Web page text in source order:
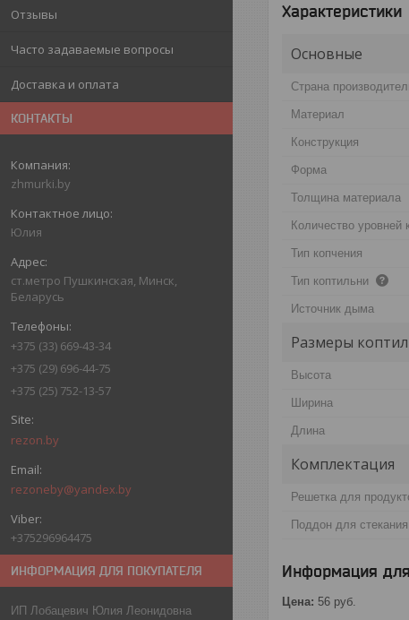
Отзывы
Часто задаваемые вопросы
Доставка и оплата
КОНТАКТЫ
zhmurki.by
Юлия
ст.метро Пушкинская, Минск,
Беларусь
+375 (33) 669-43-34
+375 (29) 696-44-75
+375 (25) 752-13-57
rezon.by
rezoneby@yandex.by
+375296964475
ИНФОРМАЦИЯ ДЛЯ ПОКУПАТЕЛЯ
ИП Лобацевич Юлия Леонидовна
Характеристики
Основные
Страна
Материал
Конструкция
Форма
Толщина материала
Количество уровней
Тип копчения
Тип коптильни
Источник дыма
Размеры
Высота
Ширина
Длина
Комплектация
Решетка для
Поддон для
Информация
Цена: 56 руб.